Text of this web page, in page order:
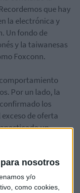
nosotros
y/o
como cookies,
que hay
la electrónica y
Un fondo de
y la taiwanesas
Foxconn.
Por un lado, la
los
de oferta
un
también se han
caído casi un 2%.
casi un 10% y
casi un 5%.